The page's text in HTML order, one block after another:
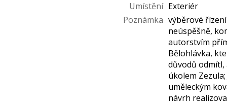
Umístění Exteriér
Poznámka výběrové
neúspěšně,
autorstvím
Bělohlávka,
důvodů
úkolem
uměleckým
návrh